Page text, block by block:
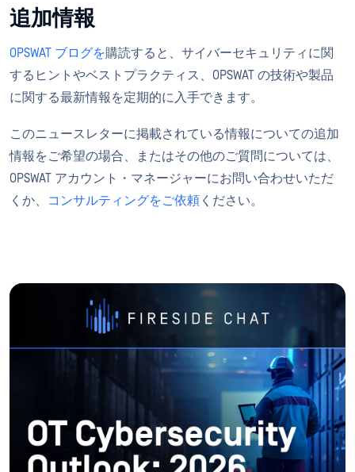
追加情報
OPSWAT ブログを購読すると、サイバーセキュリティに関
するヒントやベストプラクティス、OPSWAT の技術や製品
に関する最新情報を定期的に入手できます。
このニュースレターに掲載されている情報についての追加
情報をご希望の場合、またはその他のご質問については、
OPSWAT アカウント・マネージャーにお問い合わせいただ
くか、
コンサルティングをご依頼 ください。